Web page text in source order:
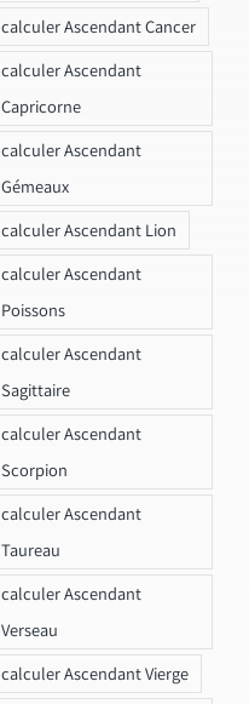
calculer Ascendant Cancer
calculer Ascendant
Capricorne
calculer Ascendant
Gémeaux
calculer Ascendant Lion
calculer Ascendant
Poissons
calculer Ascendant
Sagittaire
calculer Ascendant
Scorpion
calculer Ascendant
Taureau
calculer Ascendant
Verseau
calculer Ascendant Vierge